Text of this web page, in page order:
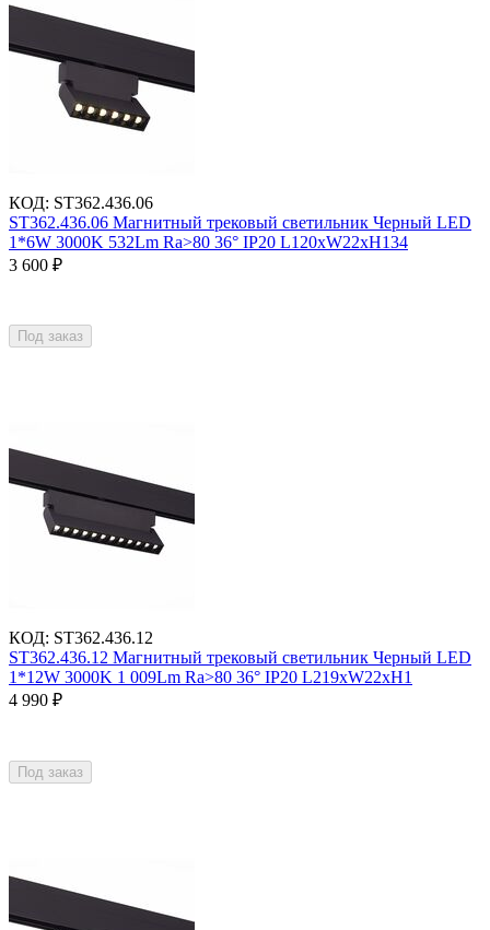
КОД: ST362.436.06
ST362.436.06 Магнитный трековый светильник Черный LED
1*6W 3000K 532Lm Ra>80 36° IP20 L120xW22xH134
3 600 ₽
Под заказ
КОД: ST362.436.12
ST362.436.12 Магнитный трековый светильник Черный LED
1*12W 3000K 1 009Lm Ra>80 36° IP20 L219xW22xH1
4 990 ₽
Под заказ